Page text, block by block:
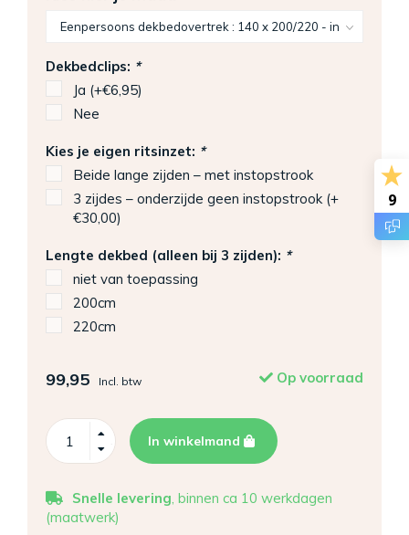
Dekbedclips: *
Ja (+€6,95)
Nee
Kies je eigen ritsinzet: *
Beide lange zijden – met instopstrook
3 zijdes – onderzijde geen instopstrook (+
€30,00)
Lengte dekbed (alleen bij 3 zijden): *
niet van toepassing
200cm
220cm
99,95 Incl. btw Op voorraad
In winkelmand
Snelle levering, binnen ca 10 werkdagen
(maatwerk)
9